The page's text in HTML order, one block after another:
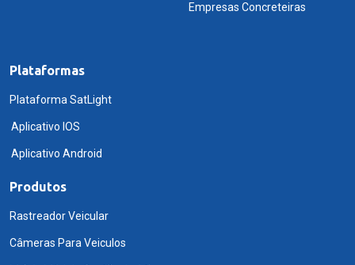
Empresas Concreteiras
Plataformas
Plataforma SatLight
Aplicativo IOS
Aplicativo Android
Produtos
Rastreador Veicular
Câmeras Para Veiculos